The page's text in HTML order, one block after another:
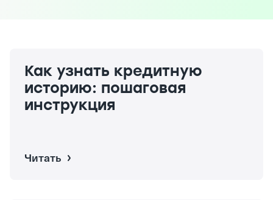
Как узнать кредитную
историю: пошаговая
инструкция
Читать